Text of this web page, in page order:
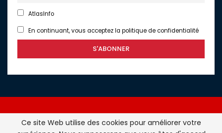
AtlasInfo
En continuant, vous acceptez la politique de confidentialité
Ce site Web utilise des cookies pour améliorer votre